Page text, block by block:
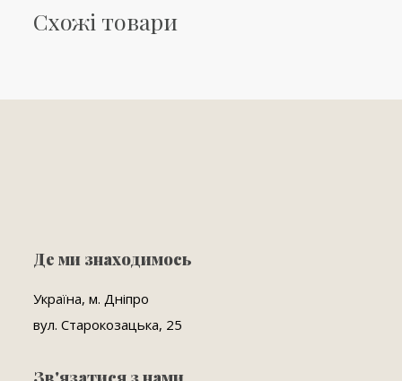
Схожі товари
Де ми знаходимось
Україна, м. Дніпро
вул. Старокозацька, 25